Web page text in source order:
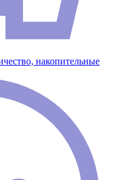
накопительные